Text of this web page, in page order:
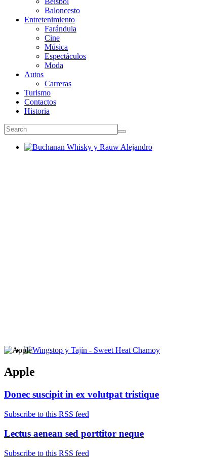
Baloncesto
Entretenimiento
Farándula
Cine
Música
Espectáculos
Moda
Autos
Carreras
Turismo
Contactos
Historia
Apple
Donec suscipit in ex volutpat tristique
Subscribe to this RSS feed
Lectus aenean sed porttitor neque
Subscribe to this RSS feed